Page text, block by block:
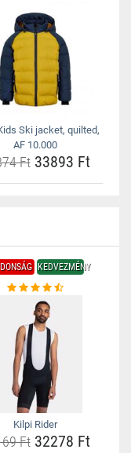
Ski jacket, quilted,
AF 10.000
Ft33893 Ft
KEDVEZMÉNY
Kilpi Rider
Ft32278 Ft